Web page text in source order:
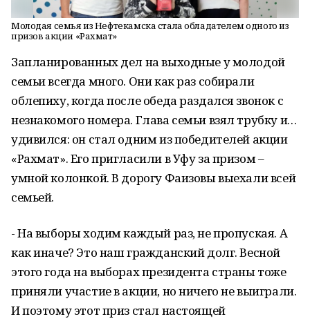
Молодая семья из Нефтекамска стала обладателем одного из
призов акции «Рахмат»
Запланированных дел на выходные у молодой
семьи всегда много. Они как раз собирали
облепиху, когда после обеда раздался звонок с
незнакомого номера. Глава семьи взял трубку и…
удивился: он стал одним из победителей акции
«Рахмат». Его пригласили в Уфу за призом –
умной колонкой. В дорогу Фаизовы выехали всей
семьей.
- На выборы ходим каждый раз, не пропуская. А
как иначе? Это наш гражданский долг. Весной
этого года на выборах президента страны тоже
приняли участие в акции, но ничего не выиграли.
И поэтому этот приз стал настоящей